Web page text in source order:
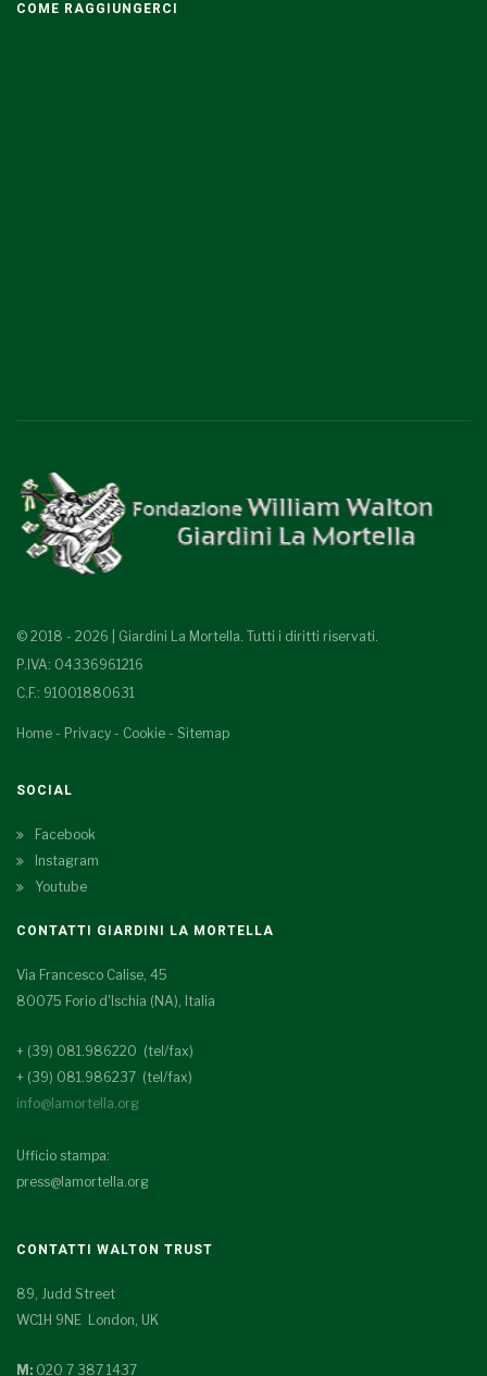
COME RAGGIUNGERCI
© 2018 - 2026 | Giardini La Mortella. Tutti i diritti riservati.
P.IVA: 04336961216
C.F.: 91001880631
Home - Privacy - Cookie - Sitemap
SOCIAL
Facebook
Instagram
Youtube
CONTATTI GIARDINI LA MORTELLA
Via Francesco Calise, 45
80075 Forio d'Ischia (NA), Italia
+ (39) 081.986220 (tel/fax)
+ (39) 081.986237 (tel/fax)
info@lamortella.org
Ufficio stampa:
press@lamortella.org
CONTATTI WALTON TRUST
89, Judd Street
WC1H 9NE London, UK
M: 020 7 387 1437